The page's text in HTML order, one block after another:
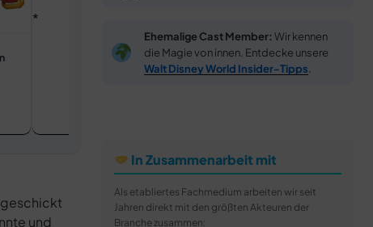
geschickt
und
Ehemalige Cast Member: Wir kennen
die Magie von innen. Entdecke unsere
Walt Disney World Insider-Tipps
In Zusammenarbeit mit
Als etabliertes Fachmedium arbeiten wir seit
Jahren direkt mit den größten Akteuren der
Branche zusammen: